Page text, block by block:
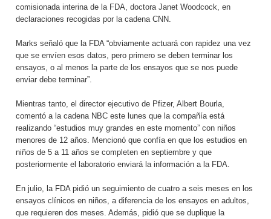
comisionada interina de la FDA, doctora Janet Woodcock, en
declaraciones recogidas por la cadena CNN.
Marks señaló que la FDA “obviamente actuará con rapidez una vez
que se envíen esos datos, pero primero se deben terminar los
ensayos, o al menos la parte de los ensayos que se nos puede
enviar debe terminar”.
Mientras tanto, el director ejecutivo de Pfizer, Albert Bourla,
comentó a la cadena NBC este lunes que la compañía está
realizando “estudios muy grandes en este momento” con niños
menores de 12 años. Mencionó que confía en que los estudios en
niños de 5 a 11 años se completen en septiembre y que
posteriormente el laboratorio enviará la información a la FDA.
En julio, la FDA pidió un seguimiento de cuatro a seis meses en los
ensayos clínicos en niños, a diferencia de los ensayos en adultos,
que requieren dos meses. Además, pidió que se duplique la